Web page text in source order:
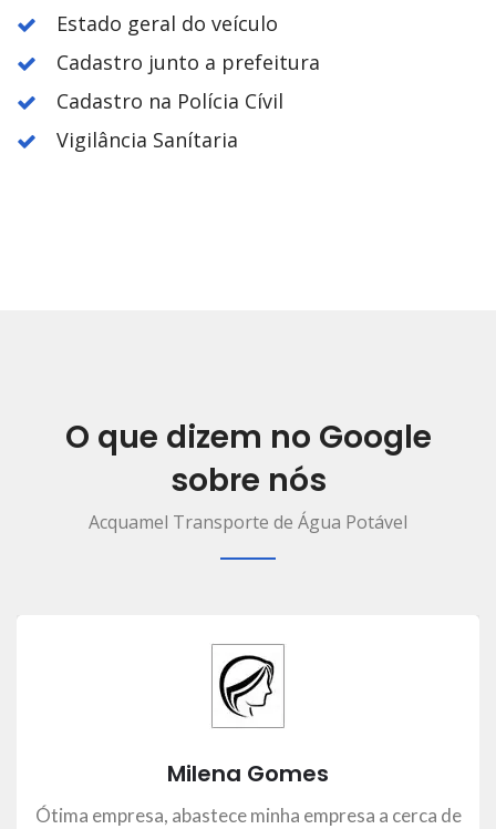
Estado geral do veículo
Cadastro junto a prefeitura
Cadastro na Polícia Cívil
Vigilância Sanítaria
O que dizem no Google
sobre nós
Acquamel Transporte de Água Potável
Milena Gomes
Ótima empresa, abastece minha empresa a cerca de